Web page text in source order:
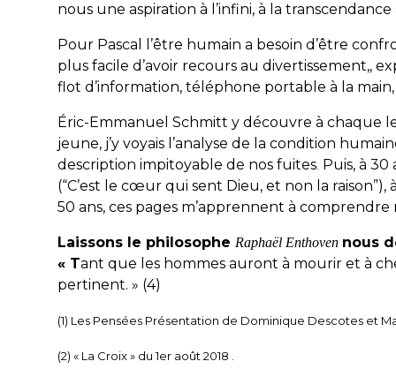
nous une aspiration à l’infini, à la transcendance
Pour Pascal l’être humain a besoin d’être
plus facile d’avoir recours au divertissement,,
flot d’information, téléphone portable à la
Éric-Emmanuel Schmitt y découvre à chaque
jeune, j’y voyais l’analyse de la condition
description impitoyable de nos fuites. Puis, à
(“C’est le cœur qui sent Dieu, et non la
50 ans, ces pages m’apprennent à
Laissons l e philosophe Raphaël Enthoven nous
«Tant que les hommes auront à mourir et à
pertinent. » (4)
(1) Les Pensées Présentation de Dominique Descotes et
(2) « La Croix » du 1er août 2018 .